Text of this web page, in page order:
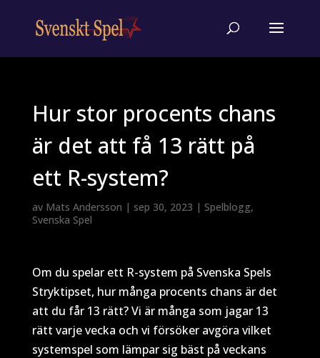
Hur stor procents chans
är det att få 13 rätt på
ett R-system?
av Mats Andersson | sep 30, 2023 | Spelblogg,
Svenska Spel
Om du spelar ett R-system på Svenska Spels
Stryktipset, hur många procents chans är det
att du får 13 rätt? Vi är många som jagar 13
rätt varje vecka och vi försöker avgöra vilket
systemspel som lämpar sig bäst på veckans